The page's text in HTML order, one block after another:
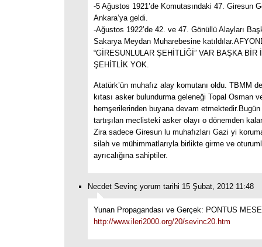
-5 Ağustos 1921’de Komutasındaki 47. Giresun
Ankara’ya geldi.
-Ağustos 1922’de 42. ve 47. Gönüllü Alayları
Sakarya Meydan Muharebesine
“GİRESUNLULAR ŞEHİTLİĞİ” VAR BAŞKA BİR
ŞEHİTLİK YOK.
Atatürk’ün muhafız alay komutanı oldu. TBMM
kıtası asker bulundurma geleneği Topal Osman
hemşerilerinden buyana devam
tartışılan meclisteki asker olayı o dönemden
Zira sadece Giresun lu muhafızları Gazi yi
silah ve mühimmatlarıyla birlikte girme ve
ayrıcalığına sahiptiler.
Necdet Sevinç yorum tarihi 15 Şubat, 2012 11:48
Yunan Propagandası ve Gerçek: PONTUS
http://www.ileri2000.org/20/sevinc20.htm